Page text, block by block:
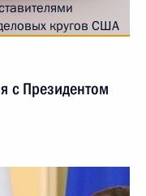
с Президентом